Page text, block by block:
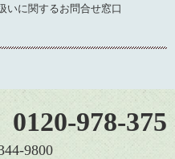
いに関するお問合せ窓口
0120-978-375
9800